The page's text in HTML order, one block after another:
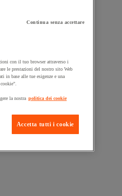
in pronta consegna
Continua senza accettare
con il tuo browser attraverso i
le prestazioni del nostro sito Web
in base alle tue esigenze e una
la nostra politica dei cookie
Accetta tutti i cookie